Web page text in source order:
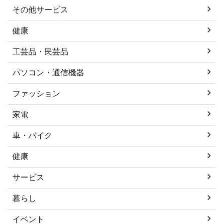
その他サービス
健康
工芸品・民芸品
パソコン・通信機器
ファッション
家電
車・バイク
健康
サービス
暮らし
イベント